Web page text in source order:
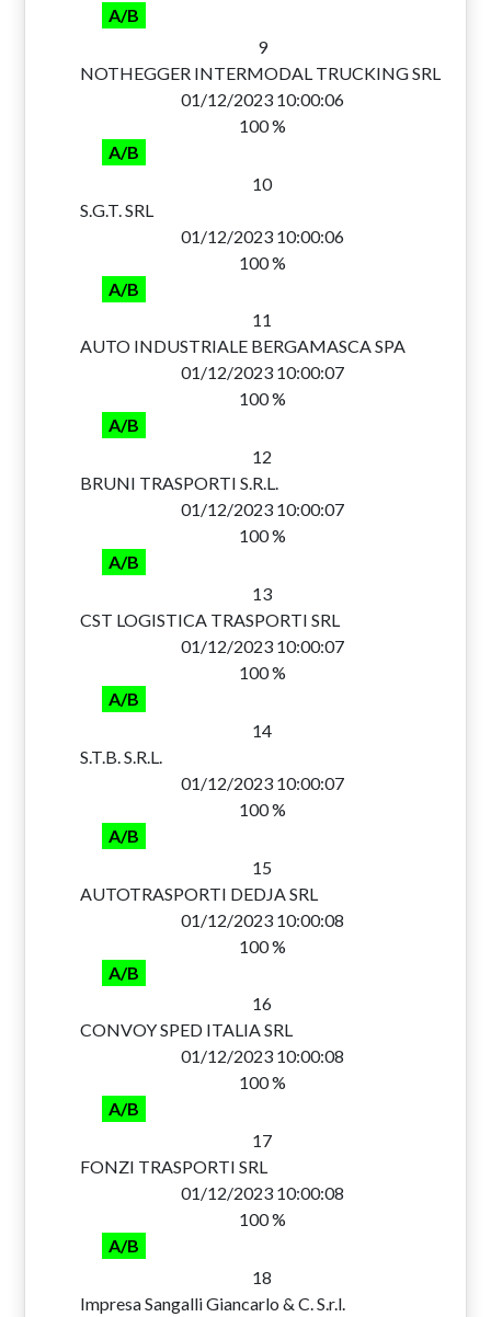
A/B
9
NOTHEGGER INTERMODAL TRUCKING SRL
01/12/2023 10:00:06
100 %
A/B
10
S.G.T. SRL
01/12/2023 10:00:06
100 %
A/B
11
AUTO INDUSTRIALE BERGAMASCA SPA
01/12/2023 10:00:07
100 %
A/B
12
BRUNI TRASPORTI S.R.L.
01/12/2023 10:00:07
100 %
A/B
13
CST LOGISTICA TRASPORTI SRL
01/12/2023 10:00:07
100 %
A/B
14
S.T.B. S.R.L.
01/12/2023 10:00:07
100 %
A/B
15
AUTOTRASPORTI DEDJA SRL
01/12/2023 10:00:08
100 %
A/B
16
CONVOY SPED ITALIA SRL
01/12/2023 10:00:08
100 %
A/B
17
FONZI TRASPORTI SRL
01/12/2023 10:00:08
100 %
A/B
18
Impresa Sangalli Giancarlo & C. S.r.l.